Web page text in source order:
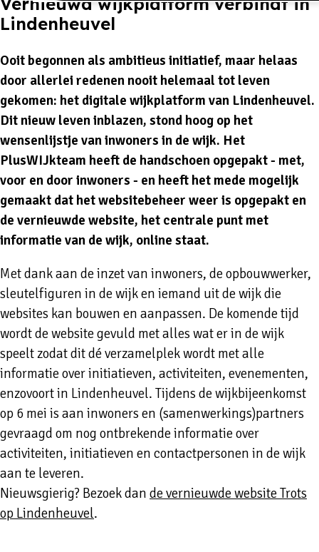
Lindenheuvel
Ooit begonnen als ambitieus initiatief, maar helaas
door allerlei redenen nooit helemaal tot leven
gekomen: het digitale wijkplatform van Lindenheuvel.
Dit nieuw leven inblazen, stond hoog op het
wensenlijstje van inwoners in de wijk. Het
PlusWIJkteam heeft de handschoen opgepakt - met,
voor en door inwoners - en heeft het mede mogelijk
gemaakt dat het websitebeheer weer is opgepakt en
de vernieuwde website, het centrale punt met
informatie van de wijk, online staat.
Met dank aan de inzet van inwoners, de opbouwwerker,
sleutelfiguren in de wijk en iemand uit de wijk die
websites kan bouwen en aanpassen. De komende tijd
wordt de website gevuld met alles wat er in de wijk
speelt zodat dit dé verzamelplek wordt met alle
informatie over initiatieven, activiteiten, evenementen,
enzovoort in Lindenheuvel. Tijdens de wijkbijeenkomst
op 6 mei is aan inwoners en (samenwerkings)partners
gevraagd om nog ontbrekende informatie over
activiteiten, initiatieven en contactpersonen in de wijk
aan te leveren.
Nieuwsgierig? Bezoek dan de vernieuwde website Trots
op Lindenheuvel.